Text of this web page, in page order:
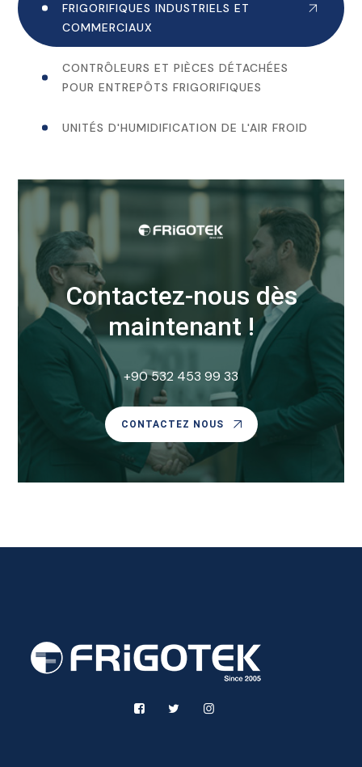
FRIGORIFIQUES INDUSTRIELS ET
COMMERCIAUX
CONTRÔLEURS ET PIÈCES DÉTACHÉES
POUR ENTREPÔTS FRIGORIFIQUES
UNITÉS D'HUMIDIFICATION DE L'AIR FROID
Contactez-nous dès
maintenant !
+90 532 453 99 33
CONTACTEZ NOUS